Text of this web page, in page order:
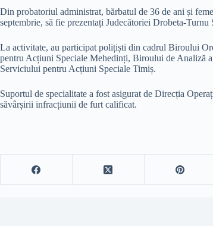
Din probatoriul administrat, bărbatul de 36 de ani și
septembrie, să fie prezentați Judecătoriei Drobeta-
La activitate, au participat polițiști din cadrul Biroului
pentru Acțiuni Speciale Mehedinți, Biroului de Analiză
Serviciului pentru Acțiuni Speciale Timiș.
Suportul de specialitate a fost asigurat de Direcția
săvârșirii infracțiunii de furt calificat.